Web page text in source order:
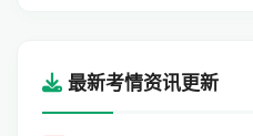
最新考情资讯更新